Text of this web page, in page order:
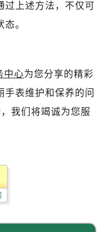
过上述方法，不仅可
。
中心为您分享的精彩
手表维护和保养的问
我们将竭诚为您服